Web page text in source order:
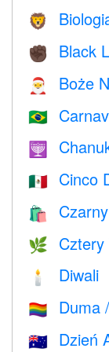
🦁
✊🏿 Black
🎅 Boże
🇧🇷
🕎
🇲🇽 Cinco
🛍
🌿
🕯 Diwali
🏳️‍🌈 Duma
🇦🇺 Dzień